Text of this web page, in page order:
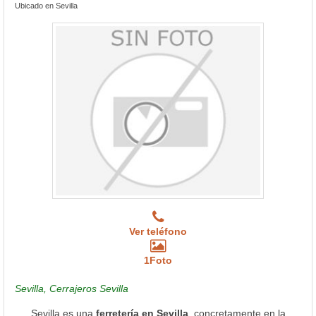
Ubicado en Sevilla
Ver teléfono
1Foto
Sevilla, Cerrajeros Sevilla
Sevilla es una ferretería en Sevilla, concretamente en la